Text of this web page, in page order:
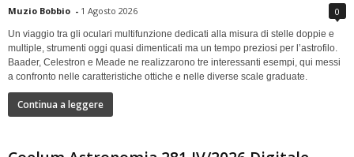
Muzio Bobbio - 1 Agosto 2026 0
Un viaggio tra gli oculari multifunzione dedicati alla misura di stelle doppie e
multiple, strumenti oggi quasi dimenticati ma un tempo preziosi per l’astrofilo.
Baader, Celestron e Meade ne realizzarono tre interessanti esempi, qui messi
a confronto nelle caratteristiche ottiche e nelle diverse scale graduate.
Continua a leggere